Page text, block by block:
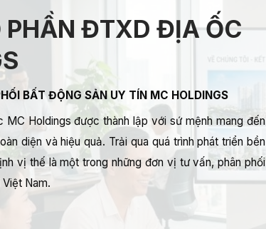
PHẦN ĐTXD ĐỊA ỐC
BẤT ĐỘNG SẢN UY TÍN MC HOLDINGS
Holdings được thành lập với sứ mệnh mang đến
diện và hiệu quả. Trải qua quá trình phát triển bền
vị thế là một trong những đơn vị tư vấn, phân phối
Nam.